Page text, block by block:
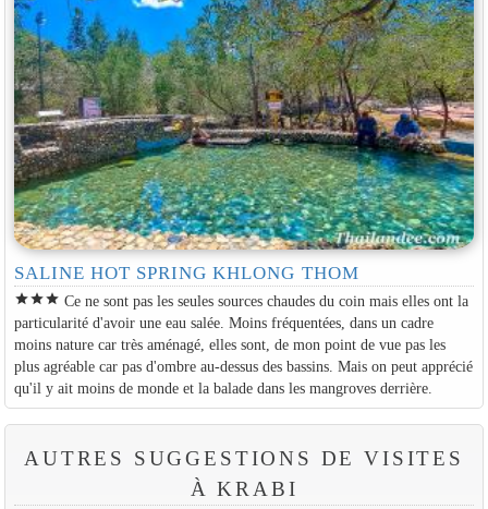
SALINE HOT SPRING KHLONG THOM
starstarstar Ce ne sont pas les seules sources chaudes du coin mais elles ont la
particularité d'avoir une eau salée. Moins fréquentées, dans un cadre
moins nature car très aménagé, elles sont, de mon point de vue pas les
plus agréable car pas d'ombre au-dessus des bassins. Mais on peut apprécié
qu'il y ait moins de monde et la balade dans les mangroves derrière.
AUTRES SUGGESTIONS DE VISITES
À KRABI